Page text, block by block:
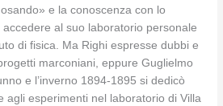
e la conoscenza con lo
al suo laboratorio personale
di fisica. Ma Righi espresse dubbi e
marconiani, eppure Guglielmo
e l’inverno 1894-1895 si dedicò
agli esperimenti nel laboratorio di Villa